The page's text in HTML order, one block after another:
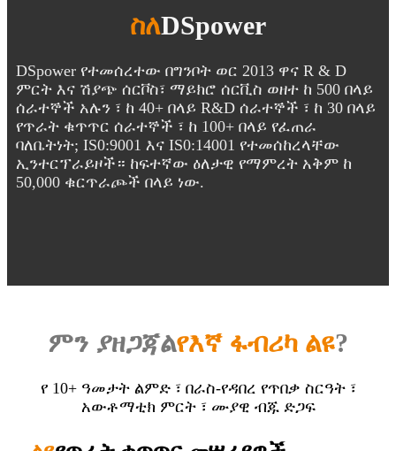
ስለDSpower
DSpower የተመሰረተው በግንቦት ወር 2013 ዋና R & D
ምርት እና ሽያጭ ሰርቮስ፣ ማይክሮ ሰርቪስ ወዘተ ከ 500 በላይ
ሰራተኞች አሉን ፣ ከ 40+ በላይ R&D ሰራተኞች ፣ ከ 30 በላይ
የጥራት ቁጥጥር ሰራተኞች ፣ ከ 100+ በላይ የፈጠራ
ባለቤትነት; IS0:9001 እና IS0:14001 የተመሰከረላቸው
ኢንተርፕራይዞች። ከፍተኛው ዕለታዊ የማምረት አቅም ከ
50,000 ቁርጥራጮች በላይ ነው.
ምን ያዘጋጃልየእኛ ፋብሪካ ልዩ?
የ 10+ ዓመታት ልምድ ፣ በራስ-የዳበረ የጥበቃ ስርዓት ፣
አውቶማቲክ ምርት ፣ ሙያዊ ብጁ ድጋፍ